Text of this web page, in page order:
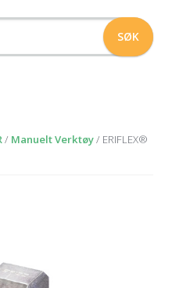
/ Manuelt Verktøy/ ERIFLEX®